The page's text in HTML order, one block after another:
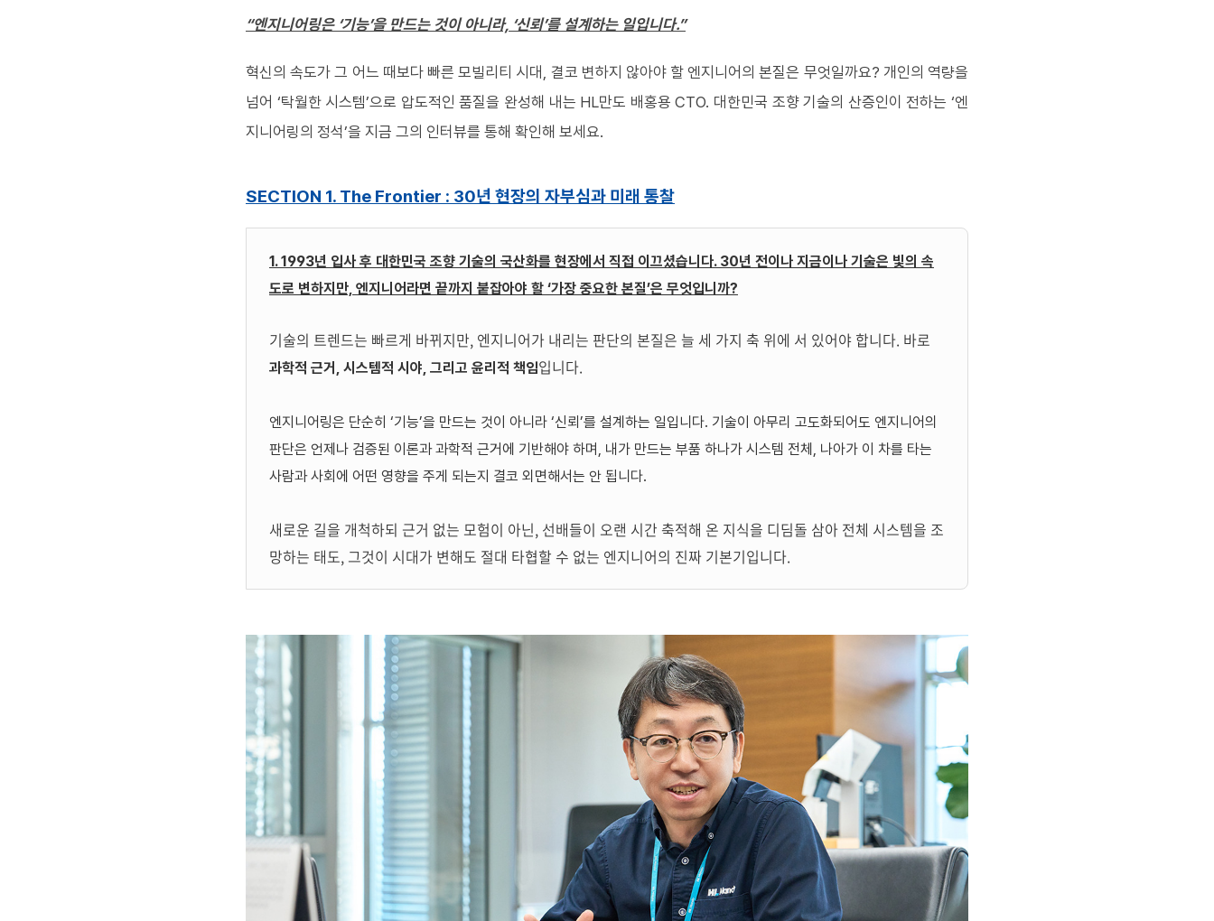
“엔지니어링은 ‘기능’을 만드는 것이 아니라, ‘신뢰’를 설계하는 일입니다.”
혁신의 속도가 그 어느 때보다 빠른 모빌리티 시대 , 결코 변하지 않아야 할 엔지니어의 본질은 무엇일까요? 개인의 역량을
넘어 ‘탁월한 시스템’으로 압도적인 품질을 완성해 내는 HL만도 배홍용 CTO. 대한민국 조향 기술의 산증인이 전하는‘엔
지니어링의 정석’을 지금 그의 인터뷰를 통해 확인해 보세요.
SECTION 1. The Frontier : 30년 현장의 자부심과 미래 통찰
1. 1993년 입사 후 대한민국 조향 기술의 국산화를 현장에서 직접 이끄셨습니다. 30년 전이나 지금이나 기술은 빛의 속
도로 변하지만, 엔지니어라면 끝까지 붙잡아야 할 ‘가장 중요한 본질’은 무엇입니까?
기술의 트렌드는 빠르게 바뀌지만, 엔지니어가 내리는 판단의 본질은 늘 세 가지 축 위에 서 있어야 합니다. 바로
과학적 근거, 시스템적 시야, 그리고 윤리적 책임입니다.
엔지니어링은 단순히 ‘기능’을 만드는 것이 아니라 ‘신뢰 ’를 설계하는 일입니다. 기술이 아무리 고도화되어도 엔지니어의
판단은 언제나 검증된 이론과 과학적 근거에 기반해야 하며 , 내가 만드는 부품 하나가 시스템 전체 , 나아가 이 차를 타는
사람과 사회에 어떤 영향을 주게 되는지 결코 외면해서는 안 됩니다.
새로운 길을 개척하되 근거 없는 모험이 아닌, 선배들이 오랜 시간 축적해 온 지식을 디딤돌 삼아 전체 시스템을 조
망하는 태도, 그것이 시대가 변해도 절대 타협할 수 없는 엔지니어의 진짜 기본기입니다.